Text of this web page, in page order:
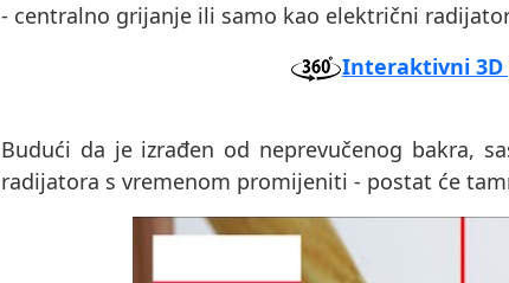
- centralno grijanje ili samo kao električni
Interaktivni
Budući da je izrađen od neprevučenog bakra,
radijatora s vremenom promijeniti - postat će